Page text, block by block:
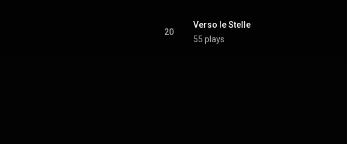
20
Verso le Stelle
55 plays